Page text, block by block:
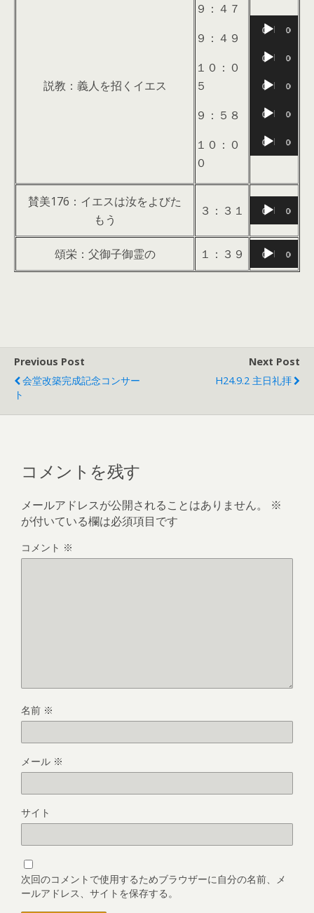
ヤ
レ
説教：義人を招くイエス
９：４７
９：４９
１０：０
５
９：５８
１０：０
０
00:00 00:00
00:00 00:00
ー
ー
00:00 00:00
ー
ヤ
00:00 00:00
声
ヤ
00:00 00:00
賛美176：イエスは汝をよびた
もう
３：３１
声
プ
00:00 00:00
頌栄：父御子御霊の １：３９
声
ー
00:00 00:00
Previous Post
会堂改築完成記念コンサー
ト
Next Post
H24.9.2 主日礼拝
コメントを残す
メールアドレスが公開されることはありません。
※
が付いている欄は必須項目です
コメント ※
名前 ※
メール ※
サイト
次回のコメントで使用するためブラウザーに自分の名前、メ
ールアドレス、サイトを保存する。